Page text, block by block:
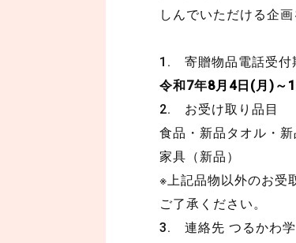
しんでいただける企
1. 寄贈物品電話受付
令和7年8月4日(月)
2. お受け取り品
食品・新品タオル・
家具（新品）
※上記品物以外のお受
ご了承ください。
3. 連絡先 つるかわ学